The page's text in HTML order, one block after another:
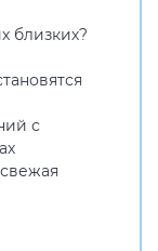
близких?
с